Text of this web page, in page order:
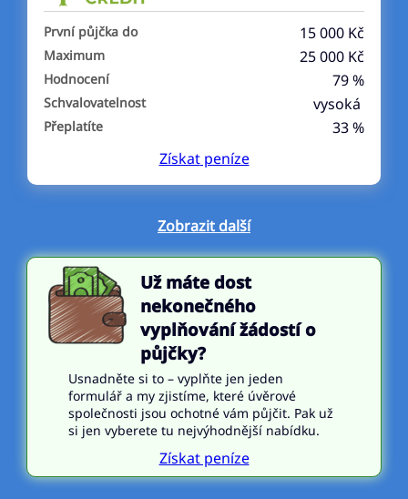
První půjčka do 15 000 Kč
Maximum 25 000 Kč
Hodnocení 79 %
Schvalovatelnost vysoká
Přeplatíte
33 %
Získatpeníze
Zobrazit další
Už máte dost
nekonečného
vyplňování žádostí o
půjčky?
Usnadněte si to – vyplňte jen jeden
formulář a my zjistíme, které úvěrové
společnosti jsou ochotné vám půjčit. Pak už
si jen vyberete tu nejvýhodnější nabídku.
Získat peníze